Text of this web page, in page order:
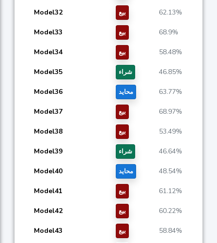
Model32 بيع 62.13%
Model33 بيع 68.9%
Model34 بيع 58.48%
Model35 شراء 46.85%
Model36 محايد 63.77%
Model37 بيع 68.97%
Model38 بيع 53.49%
Model39 شراء 46.64%
Model40 محايد 48.54%
Model41 بيع 61.12%
Model42 بيع 60.22%
Model43 بيع 58.84%